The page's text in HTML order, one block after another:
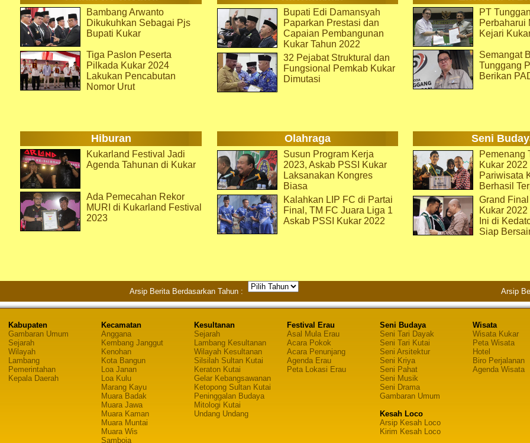
Bambang Arwanto
Dikukuhkan Sebagai Pjs
Bupati Kukar
Tiga Paslon Peserta
Pilkada Kukar 2024
Lakukan Pencabutan
Nomor Urut
Bupati Edi Damansyah
Paparkan Prestasi dan
Capaian Pembangunan
Kukar Tahun 2022
32 Pejabat Struktural dan
Fungsional Pemkab Kukar
Dimutasi
PT
Perbaharui
Kejari
Semangat
Tunggang
Berikan
Hiburan Olahraga Seni
Kukarland Festival Jadi
Agenda Tahunan di Kukar
Ada Pemecahan Rekor
MURI di Kukarland Festival
2023
Susun Program Kerja
2023, Askab PSSI Kukar
Laksanakan Kongres
Biasa
Kalahkan LIP FC di Partai
Final, TM FC Juara Liga 1
Askab PSSI Kukar 2022
Pemenang
Kukar
Pariwisata
Berhasil
Grand
Kukar
Ini di
Siap
Arsip Berita Berdasarkan Tahun : Arsip
Kabupaten
Gambaran Umum
Sejarah
Wilayah
Lambang
Pemerintahan
Kepala Daerah
Kecamatan
Anggana
Kembang Janggut
Kenohan
Kota Bangun
Loa Janan
Loa Kulu
Marang Kayu
Muara Badak
Muara Jawa
Muara Kaman
Muara Muntai
Muara Wis
Samboja
Kesultanan
Sejarah
Lambang Kesultanan
Wilayah Kesultanan
Silsilah Sultan Kutai
Keraton Kutai
Gelar Kebangsawanan
Ketopong Sultan Kutai
Peninggalan Budaya
Mitologi Kutai
Undang Undang
Festival Erau
Asal Mula Erau
Acara Pokok
Acara Penunjang
Agenda Erau
Peta Lokasi Erau
Seni Budaya
Seni Tari Dayak
Seni Tari Kutai
Seni Arsitektur
Seni Kriya
Seni Pahat
Seni Musik
Seni Drama
Gambaran Umum
Kesah Loco
Arsip Kesah Loco
Kirim Kesah Loco
Wisata
Wisata Kukar
Peta Wisata
Hotel
Biro Perjalanan
Agenda Wisata